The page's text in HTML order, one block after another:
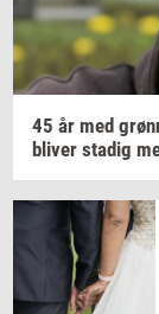
45 år med
bli­ver sta­dig